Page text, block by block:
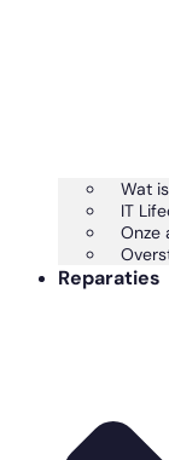
Wat
IT
Onze
Reparaties